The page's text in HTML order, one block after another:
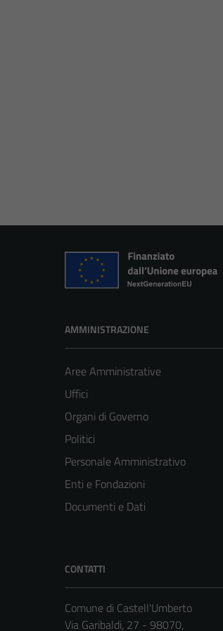
AMMINISTRAZIONE
Aree Amministrative
Uffici
Organi di Governo
Politici
Personale Amministrativo
Enti e Fondazioni
Documenti e Dati
CONTATTI
Comune di Castell'Umberto
Via Garibaldi, 27 - 98070,